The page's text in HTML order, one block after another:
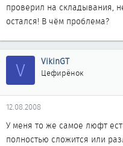
проверил на складывания,
остался! В чём проблема?
V VikinGT
Цефирёнок
12.08.2008
У меня то же самое люфт
полностью сложится или